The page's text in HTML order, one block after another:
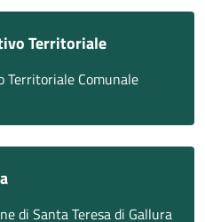
Territoriale
Territoriale Comunale
di Santa Teresa di Gallura